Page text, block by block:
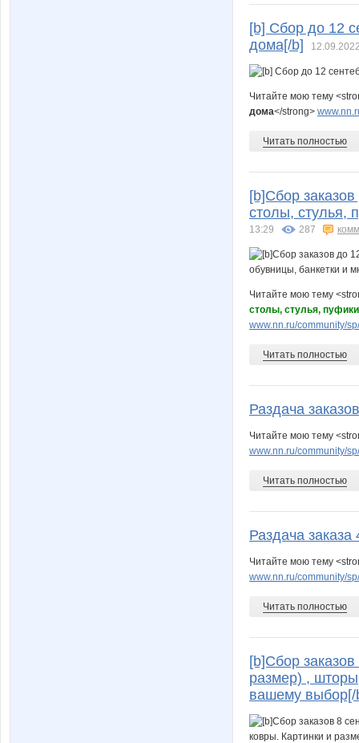
[b] Сбор до 12
дома[/b]
Читайте мою тему
дома</strong>
Читать полностью
[b]Сбор
столы, стулья,
13:29 287
Читайте мою тему
столы, стулья,
www.nn.ru/community/
Читать полностью
Раздача
Читайте мою тему
www.nn.ru/community/
Читать полностью
Раздача заказа
Читайте мою тему
www.nn.ru/community/
Читать полностью
[b]Сбор
размер) ,
вашему выбор[/